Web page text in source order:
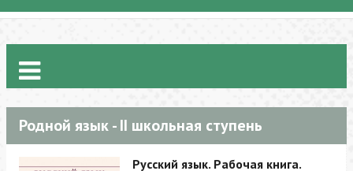
Родной язык - II школьная ступень
Русский язык. Рабочая книга.